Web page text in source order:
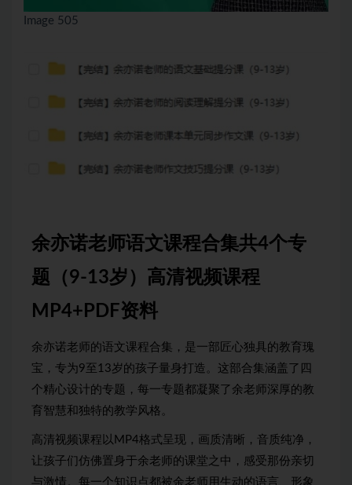
Image 505
余亦诺老师语文课程合集共4个专
题（9-13岁）高清视频课程
MP4+PDF资料
余亦诺老师的语文课程合集，是一部匠心独具的教育瑰
宝，专为9至13岁的孩子量身打造。这部合集涵盖了四
个精心设计的专题，每一专题都凝聚了余老师深厚的教
育智慧和独特的教学风格。
高清视频课程以MP4格式呈现，画质清晰，音质纯净，
让孩子们仿佛置身于余老师的课堂之中，感受那份亲切
与激情。每一个知识点都被余老师用生动的语言、形象